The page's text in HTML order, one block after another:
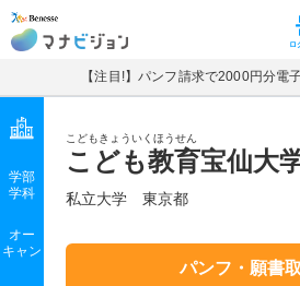
マナビジョン ロ
【注目!】パンフ請求で2000円分電
こどもきょういくほうせん
こども教育宝仙大
私立大学 東京都
パンフ・願書
学部
学科
オー
キャン